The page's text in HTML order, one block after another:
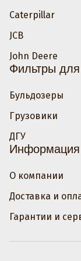
Caterpillar
JCB
John Deere
Фильтры для
Бульдозеры
Грузовики
ДГУ
Информация
О компании
Доставка и
Гарантии и